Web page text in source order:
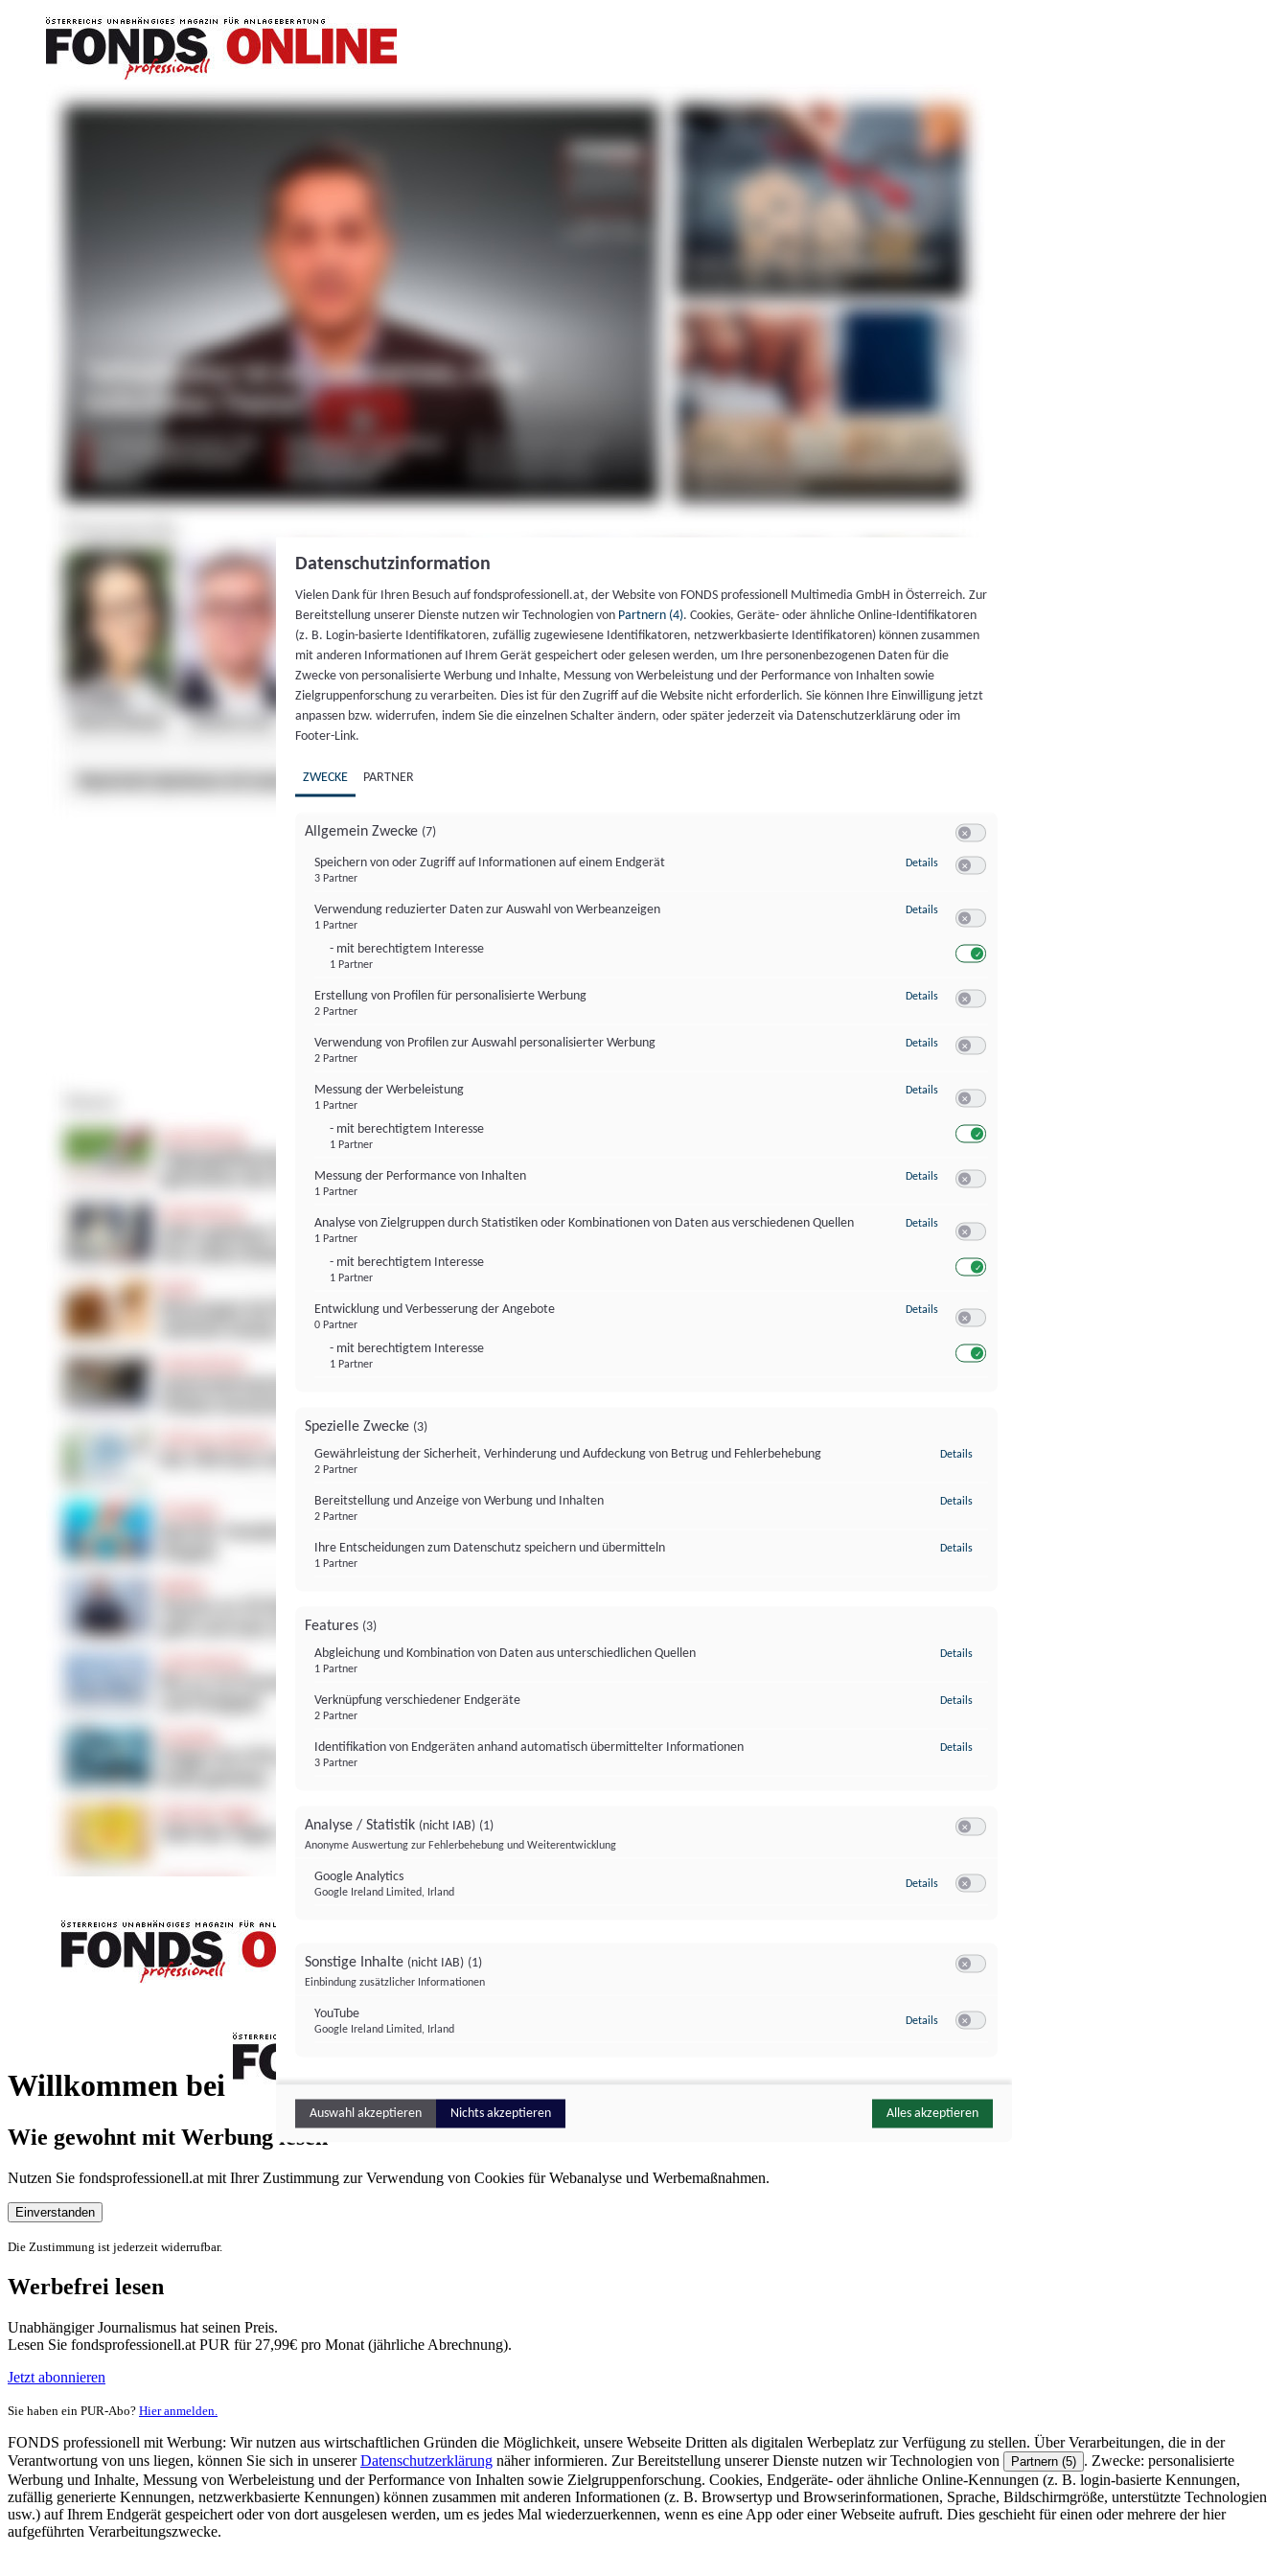
Willkommen bei
FONDS professionell
Wie gewohnt mit Werbung lesen
Nutzen Sie fondsprofessionell.at mit Ihrer Zustimmung zur Verwendung von Cookies für Webanalyse und Werbemaßnahmen.
Einverstanden
Die Zustimmung ist jederzeit widerrufbar.
Werbefrei lesen
Unabhängiger Journalismus hat seinen Preis.
Lesen Sie fondsprofessionell.at PUR für 27,99€ pro Monat (jährliche Abrechnung).
Jetzt abonnieren
Sie haben ein PUR-Abo? Hier anmelden.
FONDS professionell mit Werbung: Wir nutzen aus wirtschaftlichen Gründen die Möglichkeit, unsere Webseite Dritten als digitalen Werbeplatz zur Verfügung zu stellen. Über Verarbeitungen, die in der
Verantwortung von uns liegen, können Sie sich in unsererDatenschutzerklärung näher informieren. Zur Bereitstellung unserer Dienste nutzen wir Technologien von Partnern (5) . Zwecke: personalisierte
Werbung und Inhalte, Messung von Werbeleistung und der Performance von Inhalten sowie Zielgruppenforschung. Cookies, Endgeräte- oder ähnliche Online-Kennungen (z. B. login-basierte Kennungen,
zufällig generierte Kennungen, netzwerkbasierte Kennungen) können zusammen mit anderen Informationen (z. B. Browsertyp und Browserinformationen, Sprache, Bildschirmgröße, unterstützte Technologien
usw.) auf Ihrem Endgerät gespeichert oder von dort ausgelesen werden, um es jedes Mal wiederzuerkennen, wenn es eine App oder einer Webseite aufruft. Dies geschieht für einen oder mehrere der hier
aufgeführten Verarbeitungszwecke.
Datenschutzinformation
Vielen Dank für Ihren Besuch auf fondsprofessionell.at, der Website von FONDS professionell Multimedia GmbH in Österreich. Zur
Bereitstellung unserer Dienste nutzen wir Technologien von Partnern (4). Cookies, Geräte- oder ähnliche Online-Identifikatoren
(z. B. Login-basierte Identifikatoren, zufällig zugewiesene Identifikatoren, netzwerkbasierte Identifikatoren) können zusammen
mit anderen Informationen auf Ihrem Gerät gespeichert oder gelesen werden, um Ihre personenbezogenen Daten für die
Zwecke von personalisierte Werbung und Inhalte, Messung von Werbeleistung und der Performance von Inhalten sowie
Zielgruppenforschung zu verarbeiten. Dies ist für den Zugriff auf die Website nicht erforderlich. Sie können Ihre Einwilligung jetzt
anpassen bzw. widerrufen, indem Sie die einzelnen Schalter ändern, oder später jederzeit via Datenschutzerklärung oder im
Footer-Link.
ZWECKE PARTNER
Allgemein Zwecke (7)
Speichern von oder Zugriff auf Informationen auf einem Endgerät
3 Partner
Details zu Speichern von oder Zugriff auf Informationen auf einem Endgerät
Verwendung reduzierter Daten zur Auswahl von Werbeanzeigen
1 Partner
- mit berechtigtem Interesse
1 Partner
Details zu Verwendung reduzierter Daten zur Auswahl von Werbeanzeigen
Erstellung von Profilen für personalisierte Werbung
2 Partner
Details zu Erstellung von Profilen für personalisierte Werbung
Verwendung von Profilen zur Auswahl personalisierter Werbung
2 Partner
Details zu Verwendung von Profilen zur Auswahl personalisierter Werbung
Messung der Werbeleistung
1 Partner
- mit berechtigtem Interesse
1 Partner
Details zu Messung der Werbeleistung
Messung der Performance von Inhalten
1 Partner
Details zu Messung der Performance von Inhalten
Analyse von Zielgruppen durch Statistiken oder Kombinationen von Daten aus verschiedenen Quellen
1 Partner
- mit berechtigtem Interesse
1 Partner
Details zu Analyse von Zielgruppen durch Statistiken oder Kombinationen von
Entwicklung und Verbesserung der Angebote
0 Partner
- mit berechtigtem Interesse
1 Partner
Details zu Entwicklung und Verbesserung der Angebote
Spezielle Zwecke (3)
Gewährleistung der Sicherheit, Verhinderung und Aufdeckung von Betrug und Fehlerbehebung
2 Partner
Details
Bereitstellung und Anzeige von Werbung und Inhalten
2 Partner
Details
Ihre Entscheidungen zum Datenschutz speichern und übermitteln
1 Partner
Details
Features (3)
Abgleichung und Kombination von Daten aus unterschiedlichen Quellen
1 Partner
Details
Verknüpfung verschiedener Endgeräte
2 Partner
Details
Identifikation von Endgeräten anhand automatisch übermittelter Informationen
3 Partner
Details
Analyse / Statistik (nicht IAB) (1)
Anonyme Auswertung zur Fehlerbehebung und Weiterentwicklung
Google Analytics
Google Ireland Limited, Irland
Details zu Google Analytics
Sonstige Inhalte (nicht IAB) (1)
Einbindung zusätzlicher Informationen
YouTube
Google Ireland Limited, Irland
Details zu YouTube
Auswahl akzeptieren Nichts akzeptieren Alles akzeptieren